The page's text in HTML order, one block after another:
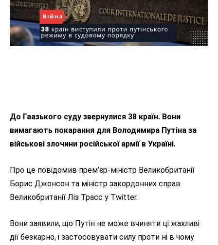
До Гаазького суду звернулися 38 країн. Вони
вимагають покарання для Володимира Путіна за
військові злочини російської армії в Україні.
Про це повідомив прем’єр-міністр Великобританії
Борис Джонсон та міністр закордонних справ
Великобританії Ліз Трасс у Twitter.
Вони заявили, що Путін не може вчиняти ці жахливі
дії безкарно, і застосовувати силу проти ні в чому